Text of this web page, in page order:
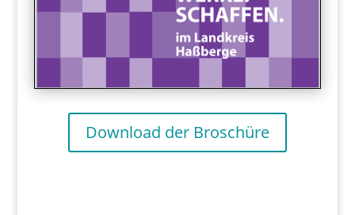
Download der Broschüre